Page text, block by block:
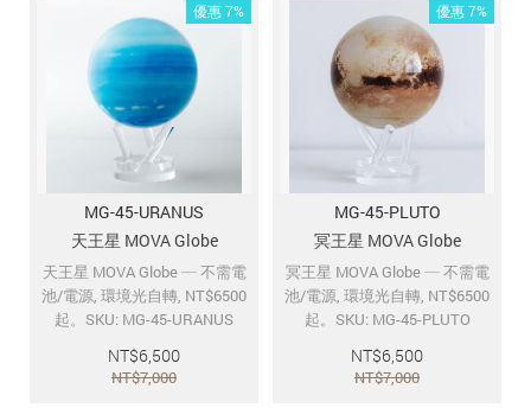
優惠 7%
MG-45-URANUS
天王星 MOVA Globe
天王星 MOVA Globe ─ 不需電
池/電源, 環境光自轉, NT$6500
起。SKU: MG-45-URANUS
NT$6,500
NT$7,000
優惠 7%
MG-45-PLUTO
冥王星 MOVA Globe
冥王星 MOVA Globe ─ 不需電
池/電源, 環境光自轉, NT$6500
起。SKU: MG-45-PLUTO
NT$6,500
NT$7,000